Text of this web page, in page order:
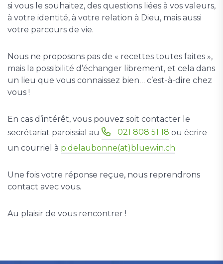
si vous le souhaitez, des questions liées à vos valeurs,
à votre identité, à votre relation à Dieu, mais aussi
votre parcours de vie.
Nous ne proposons pas de « recettes toutes faites »,
mais la possibilité d’échanger librement, et cela dans
un lieu que vous connaissez bien… c’est-à-dire chez
vous !
En cas d’intérêt, vous pouvez soit contacter le
secrétariat paroissial au
021 808 51 18 ou écrire
un courriel à p.delaubonne(at)bluewin.ch
Une fois votre réponse reçue, nous reprendrons
contact avec vous.
Au plaisir de vous rencontrer !